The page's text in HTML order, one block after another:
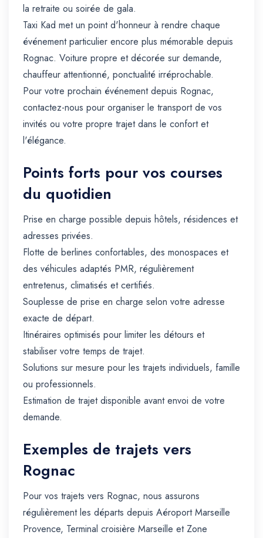
la retraite ou soirée de gala.
Taxi Kad met un point d'honneur à rendre chaque
événement particulier encore plus mémorable depuis
Rognac. Voiture propre et décorée sur demande,
chauffeur attentionné, ponctualité irréprochable.
Pour votre prochain événement depuis Rognac,
contactez-nous pour organiser le transport de vos
invités ou votre propre trajet dans le confort et
l'élégance.
Points forts pour vos courses
du quotidien
Prise en charge possible depuis hôtels, résidences et
adresses privées.
Flotte de berlines confortables, des monospaces et
des véhicules adaptés PMR, régulièrement
entretenus, climatisés et certifiés.
Souplesse de prise en charge selon votre adresse
exacte de départ.
Itinéraires optimisés pour limiter les détours et
stabiliser votre temps de trajet.
Solutions sur mesure pour les trajets individuels, famille
ou professionnels.
Estimation de trajet disponible avant envoi de votre
demande.
Exemples de trajets vers
Rognac
Pour vos trajets vers Rognac, nous assurons
régulièrement les départs depuis Aéroport Marseille
Provence, Terminal croisière Marseille et Zone